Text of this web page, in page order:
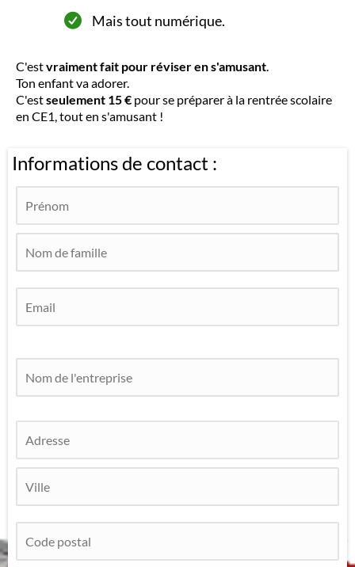
Mais tout numérique.
C'estvraiment fait pour réviser en s'amusant.
Ton enfant va adorer.
C'estseulement 15 € pour se préparer à la rentrée scolaire
en CE1, tout en s'amusant !
Informations de contact :